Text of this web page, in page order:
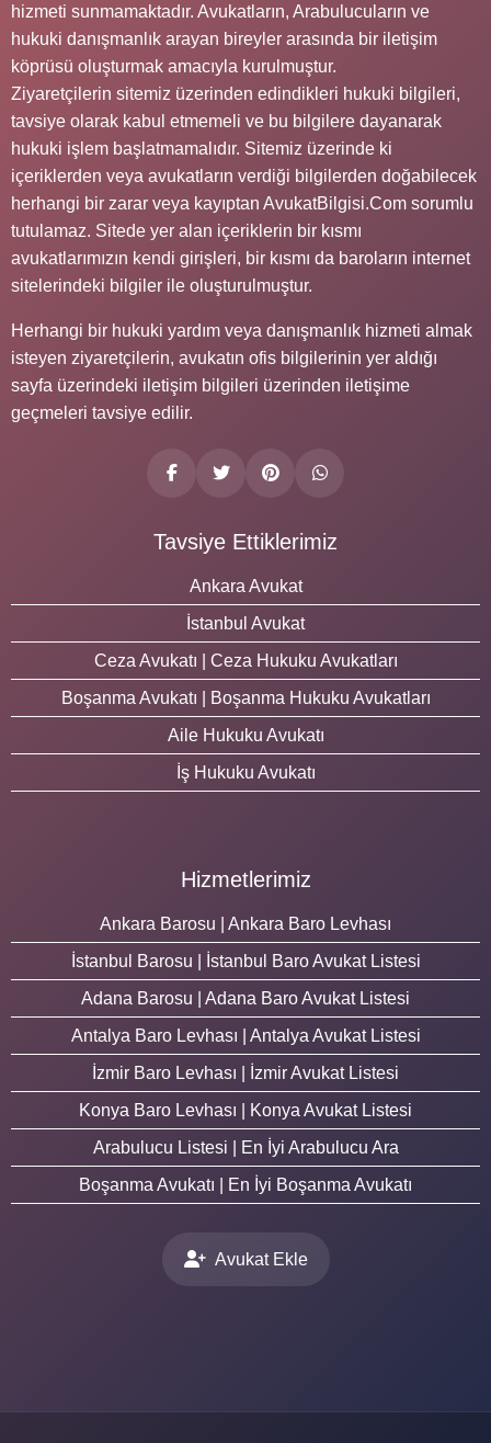
hizmeti sunmamaktadır. Avukatların, Arabulucuların ve
hukuki danışmanlık arayan bireyler arasında bir iletişim
köprüsü oluşturmak amacıyla kurulmuştur.
Ziyaretçilerin sitemiz üzerinden edindikleri hukuki bilgileri,
tavsiye olarak kabul etmemeli ve bu bilgilere dayanarak
hukuki işlem başlatmamalıdır. Sitemiz üzerinde ki
içeriklerden veya avukatların verdiği bilgilerden doğabilecek
herhangi bir zarar veya kayıptan AvukatBilgisi.Com sorumlu
tutulamaz. Sitede yer alan içeriklerin bir kısmı
avukatlarımızın kendi girişleri, bir kısmı da baroların internet
sitelerindeki bilgiler ile oluşturulmuştur.
Herhangi bir hukuki yardım veya danışmanlık hizmeti almak
isteyen ziyaretçilerin, avukatın ofis bilgilerinin yer aldığı
sayfa üzerindeki iletişim bilgileri üzerinden iletişime
geçmeleri tavsiye edilir.
Tavsiye Ettiklerimiz
Ankara Avukat
İstanbul Avukat
Ceza Avukatı | Ceza Hukuku Avukatları
Boşanma Avukatı | Boşanma Hukuku Avukatları
Aile Hukuku Avukatı
İş Hukuku Avukatı
Hizmetlerimiz
Ankara Barosu | Ankara Baro Levhası
İstanbul Barosu | İstanbul Baro Avukat Listesi
Adana Barosu | Adana Baro Avukat Listesi
Antalya Baro Levhası | Antalya Avukat Listesi
İzmir Baro Levhası | İzmir Avukat Listesi
Konya Baro Levhası | Konya Avukat Listesi
Arabulucu Listesi | En İyi Arabulucu Ara
Boşanma Avukatı | En İyi Boşanma Avukatı
Avukat Ekle